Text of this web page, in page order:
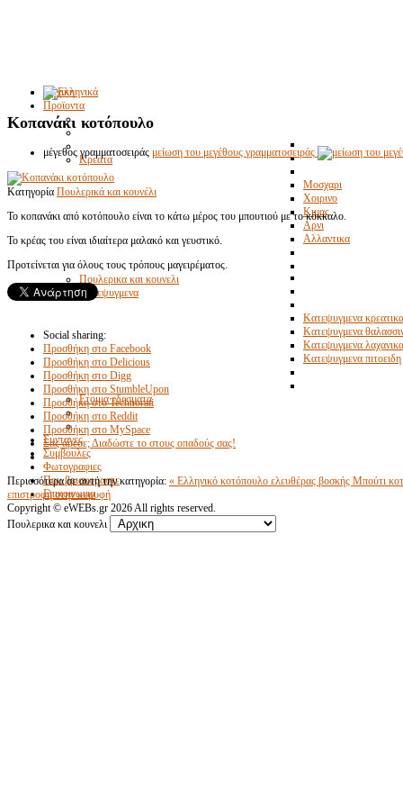
Αρχικη
Προϊοντα
Κρεατα
Μοσχαρι
Χοιρινο
Κιμας
Αρνι
Αλλαντικα
Πουλερικα και κουνελι
Κατεψυγμενα
Κατεψυγμενα κρεατικα
Κατεψυγμενα
Κατεψυγμενα λαχανικα
Κατεψυγμενα πιτοειδη
Ετοιμα εδεσματα
Συνταγες
Συμβουλες
Φωτογραφιες
Που βρισκομαστε
Επικοινωνια
Κοπανάκι κοτόπουλο
μέγεθος γραμματοσειράς μείωση του μεγέθους γραμματοσειράς
Κατηγορία Πουλερικά και κουνέλι
Το κοπανάκι από κοτόπουλο είναι το κάτω μέρος του μπουτιού με το κόκκαλο.
Το κρέας του είναι ιδιαίτερα μαλακό και γευστικό.
Προτείνεται για όλους τους τρόπους μαγειρέματος.
Social sharing:
Προσθήκη στο Facebook
Προσθήκη στο Delicious
Προσθήκη στο Digg
Προσθήκη στο StumbleUpon
Προσθήκη στο Technorati
Προσθήκη στο Reddit
Προσθήκη στο MySpace
Σας άρεσε; Διαδώστε το στους οπαδούς σας!
Περισσότερα σε αυτή την κατηγορία: « Ελληνικό κοτόπουλο ελευθέρας βοσκής Μπούτι
επιστροφή στην κορυφή
Copyright © eWEBs.gr 2026 All rights reserved.
Πουλερικα και κουνελι